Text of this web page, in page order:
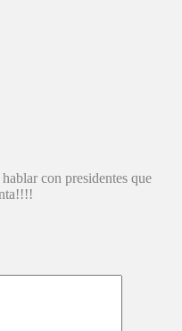
con presidentes que